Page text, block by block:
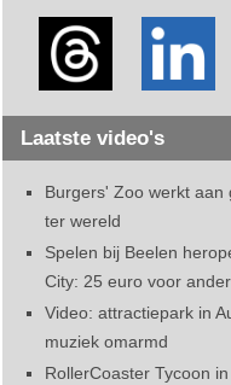
Laatste video's
Burgers' Zoo werkt
ter wereld
Spelen bij Beelen
City: 25 euro voor
Video: attractiepark in
muziek omarmd
RollerCoaster Tycoon